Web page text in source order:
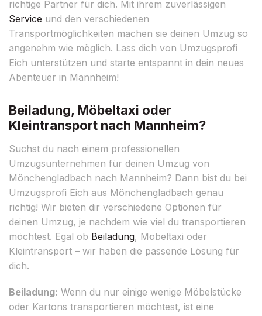
richtige Partner für dich. Mit ihrem zuverlässigen
Service und den verschiedenen
Transportmöglichkeiten machen sie deinen Umzug so
angenehm wie möglich. Lass dich von Umzugsprofi
Eich unterstützen und starte entspannt in dein neues
Abenteuer in Mannheim!
Beiladung, Möbeltaxi oder
Kleintransport nach Mannheim?
Suchst du nach einem professionellen
Umzugsunternehmen für deinen Umzug von
Mönchengladbach nach Mannheim? Dann bist du bei
Umzugsprofi Eich aus Mönchengladbach genau
richtig! Wir bieten dir verschiedene Optionen für
deinen Umzug, je nachdem wie viel du transportieren
möchtest. Egal ob Beiladung, Möbeltaxi oder
Kleintransport – wir haben die passende Lösung für
dich.
Beiladung: Wenn du nur einige wenige Möbelstücke
oder Kartons transportieren möchtest, ist eine